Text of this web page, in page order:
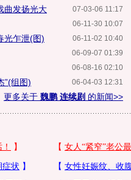
07-03-06 11:17
曲发扬光大
06-11-30 10:07
06-11-02 10:40
光乍泄(图)
06-09-07 01:39
06-08-16 02:10
06-04-03 12:31
”(组图)
更多关于 魏鹏 连续剧 的新闻>>